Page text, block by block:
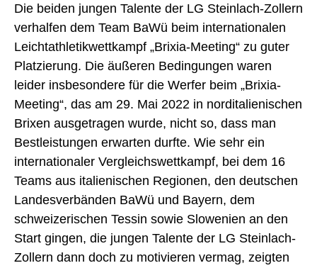
Die beiden jungen Talente der LG Steinlach-Zollern
verhalfen dem Team BaWü beim internationalen
Leichtathletikwettkampf „Brixia-Meeting“ zu guter
Platzierung. Die äußeren Bedingungen waren
leider insbesondere für die Werfer beim „Brixia-
Meeting“, das am 29. Mai 2022 in norditalienischen
Brixen ausgetragen wurde, nicht so, dass man
Bestleistungen erwarten durfte. Wie sehr ein
internationaler Vergleichswettkampf, bei dem 16
Teams aus italienischen Regionen, den deutschen
Landesverbänden BaWü und Bayern, dem
schweizerischen Tessin sowie Slowenien an den
Start gingen, die jungen Talente der LG Steinlach-
Zollern dann doch zu motivieren vermag, zeigten